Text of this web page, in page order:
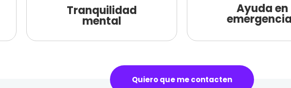
Tranquilidad
mental
Ayuda en
Quiero que me contacten